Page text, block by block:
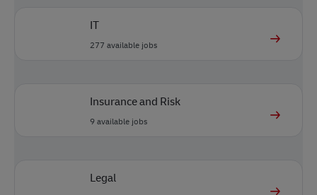
IT
277 available jobs
Insurance and Risk
9available jobs
Legal